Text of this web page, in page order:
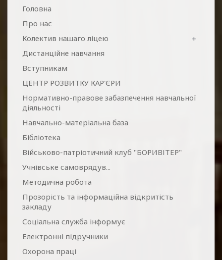
Головна
Про нас
+
Колектив нашаго ліцею
Дистанційне навчання
Вступникам
ЦЕНТР РОЗВИТКУ КАР'ЄРИ
Нормативно-правове забазпечення навчальної
діяльності
Навчально-матеріальна база
Бібліотека
Військово-патріотичний клуб "БОРИВІТЕР"
Учнівське самоврядув...
Методична робота
Прозорість та інформаційна відкритість
закладу
Соціальна служба інформує
Електронні підручники
Охорона праці